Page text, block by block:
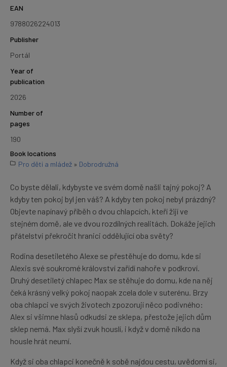
EAN
9788026224013
Publisher
Portál
Year of
publication
2026
Number of
pages
190
Book locations
Pro děti a mládež » Dobrodružná
Co byste dělali, kdybyste ve svém domě našli tajný pokoj? A
kdyby ten pokoj byl jen váš? A kdyby ten pokoj nebyl prázdný?
Objevte napínavý příběh o dvou chlapcích, kteří žijí ve
stejném domě, ale ve dvou rozdílných realitách. Dokáže jejich
přátelství překročit hranici oddělující oba světy?
Rodina desetiletého Alexe se přestěhuje do domu, kde si
Alexis své soukromé království zařídí nahoře v podkroví.
Druhý desetiletý chlapec Max se stěhuje do domu, kde na něj
čeká krásný velký pokoj naopak zcela dole v suterénu. Brzy
oba chlapci ve svých životech zpozorují něco podivného:
Alex si všimne hlasů odkudsi ze sklepa, přestože jejich dům
sklep nemá. Max slyší zvuk houslí, i když v domě nikdo na
housle hrát neumí.
Když si oba chlapci konečně k sobě najdou cestu, uvědomí si,